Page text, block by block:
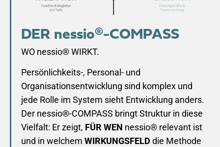
DER nessio®-COMPASS
WO nessio® WIRKT.
Persönlichkeits-, Personal- und
Organisationsentwicklung sind komplex und
jede Rolle im System sieht Entwicklung anders.
Der nessio®-COMPASS bringt Struktur in diese
Vielfalt: Er zeigt, FÜR WEN nessio® relevant ist
und in welchem WIRKUNGSFELD die Methode